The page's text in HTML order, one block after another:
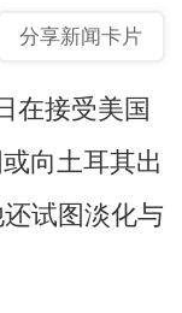
分享新闻卡片
接受美国
向土耳其出
试图淡化与